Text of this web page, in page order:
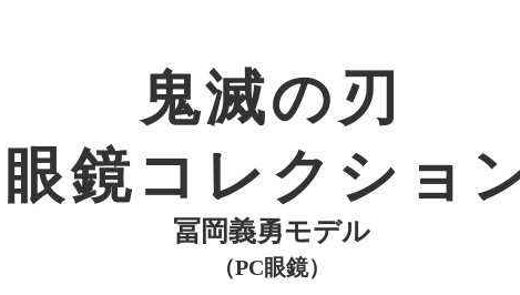
鬼滅の刃
眼鏡コレクショ
冨岡義勇モデル
（PC眼鏡）